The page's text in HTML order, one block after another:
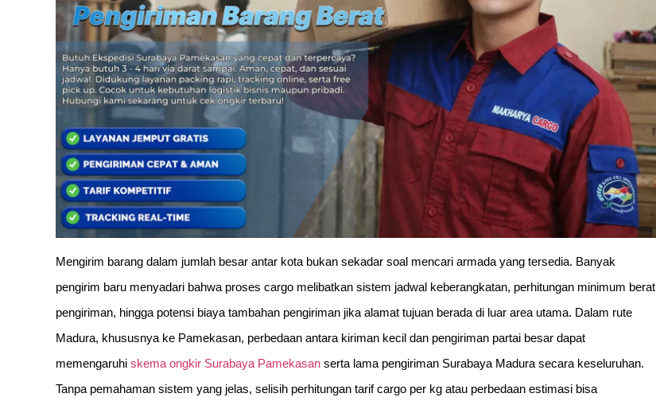
Mengirim barang dalam jumlah besar antar kota bukan sekadar soal mencari armada yang tersedia. Banyak
pengirim baru menyadari bahwa proses cargo melibatkan sistem jadwal keberangkatan, perhitungan minimum berat
pengiriman, hingga potensi biaya tambahan pengiriman jika alamat tujuan berada di luar area utama. Dalam rute
Madura, khususnya ke Pamekasan, perbedaan antara kiriman kecil dan pengiriman partai besar dapat
memengaruhi skema ongkir Surabaya Pamekasan serta lama pengiriman Surabaya Madura secara keseluruhan.
Tanpa pemahaman sistem yang jelas, selisih perhitungan tarif cargo per kg atau perbedaan estimasi bisa